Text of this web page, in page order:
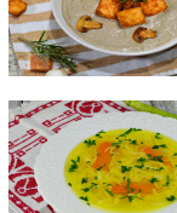
Supa crema de ciuperci